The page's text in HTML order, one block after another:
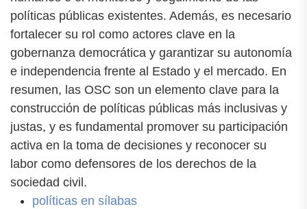
políticas públicas existentes. Además, es necesario
fortalecer su rol como actores clave en la
gobernanza democrática y garantizar su autonomía
e independencia frente al Estado y el mercado. En
resumen, las OSC son un elemento clave para la
construcción de políticas públicas más inclusivas y
justas, y es fundamental promover su participación
activa en la toma de decisiones y reconocer su
labor como defensores de los derechos de la
sociedad civil.
políticas en sílabas